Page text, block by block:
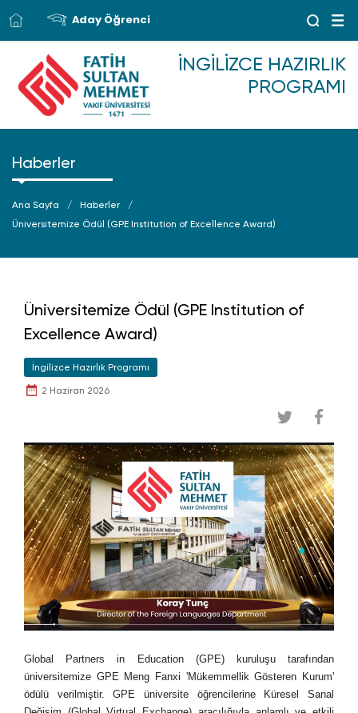
Aday Öğrenci
İNGILIZCE HAZIRLIK
PROGRAMI
Haberler
Ana Sayfa
Haberler
Üniversitemize Ödül (GPE Institution of Excellence Award)
Üniversitemize Ödül (GPE Institution of
Excellence Award)
İngilizce Hazırlık Programı
2 Haziran 2026
Global Partners in Education (GPE) kuruluşu tarafından
üniversitemize GPE Meng Fanxi 'Mükemmellik Gösteren Kurum'
ödülü verilmiştir. GPE üniversite öğrencilerine Küresel Sanal